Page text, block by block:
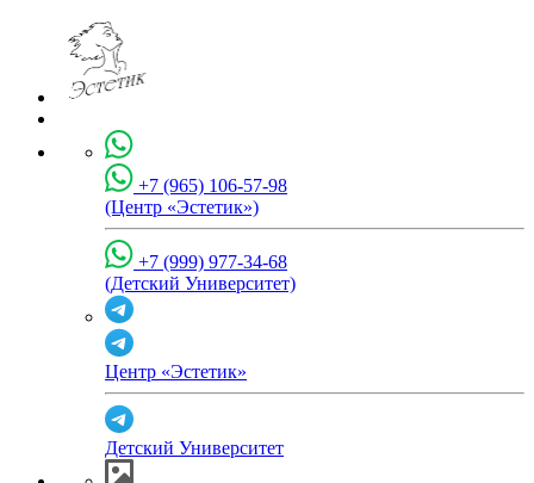
+7 (965) 106-57-98
(Центр «Эстетик»)
+7 (999) 977-34-68
(Детский Университет)
Центр «Эстетик»
Детский Университет